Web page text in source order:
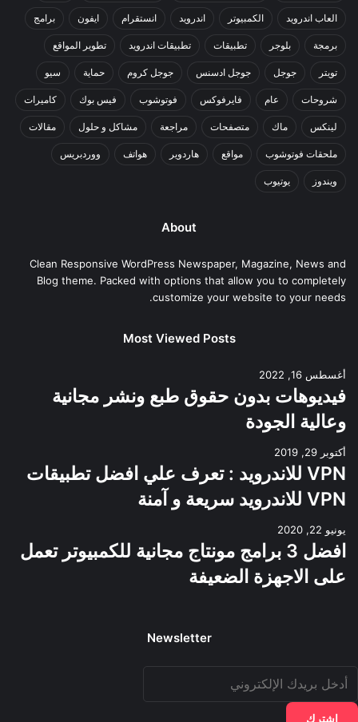
العاب اندرويد الكمبيوتر اندرويد انستقرام ايفون برامج
برمجة بلوجر تطبيقات تطبيقات اندرويد تطوير المواقع
تويتر جوجل جوجل ادسنس جوجل كروم حماية سيو
شروحات عام فايرفوكس فوتوشوب فيس بوك كاميرات
لينكس ماك متصفحات مراجعة مشاكل و حلول مقالات
ملحقات فوتوشوب مواقع هاردوير هواتف ووردبريس
ويندوز يوتيوب
About
Clean Responsive WordPress Newspaper, Magazine, News and
Blog theme. Packed with options that allow you to completely
customize your website to your needs.
Most Viewed Posts
أغسطس 16, 2022
فيديوهات بدون حقوق طبع ونشر مجانية
وعالية الجودة
أكتوبر 29, 2019
VPN للاندرويد : تعرف علي افضل تطبيقات
VPN للاندرويد سريعة و آمنة
يونيو 22, 2020
افضل 3 برامج مونتاج مجانية للكمبيوتر تعمل
على الاجهزة الضعيفة
Newsletter
أدخل
بريدك
الإلكتروني